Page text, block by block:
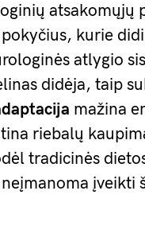
atsakomųjų
kurie
atlygio
didėja, taip
mažina
riebalų
tradicinės
įveikti